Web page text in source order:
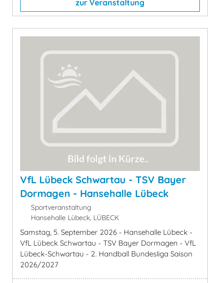
zur Veranstaltung
VfL Lübeck Schwartau - TSV Bayer
Dormagen - Hansehalle Lübeck
Sportveranstaltung
Hansehalle Lübeck, LÜBECK
Samstag, 5. September 2026 - Hansehalle Lübeck -
VfL Lübeck Schwartau - TSV Bayer Dormagen - VfL
Lübeck-Schwartau - 2. Handball Bundesliga Saison
2026/2027